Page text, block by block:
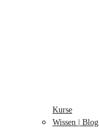
Kurse
Wissen | Blog